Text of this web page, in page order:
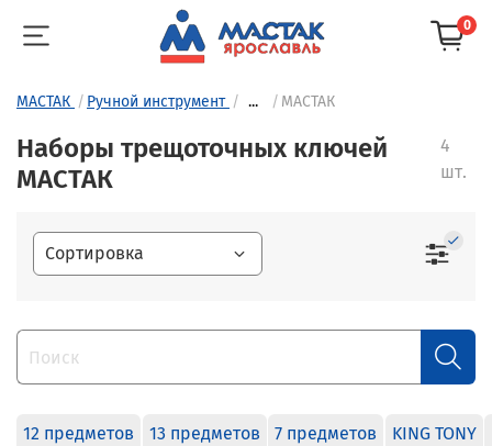
0
МАСТАК Ручной инструмент ... МАСТАК
Наборы трещоточных ключей
МАСТАК
4
шт.
12 предметов 13 предметов 7 предметов KING TONY